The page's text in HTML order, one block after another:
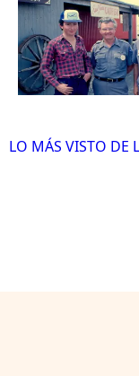
LO MÁS VISTO DE